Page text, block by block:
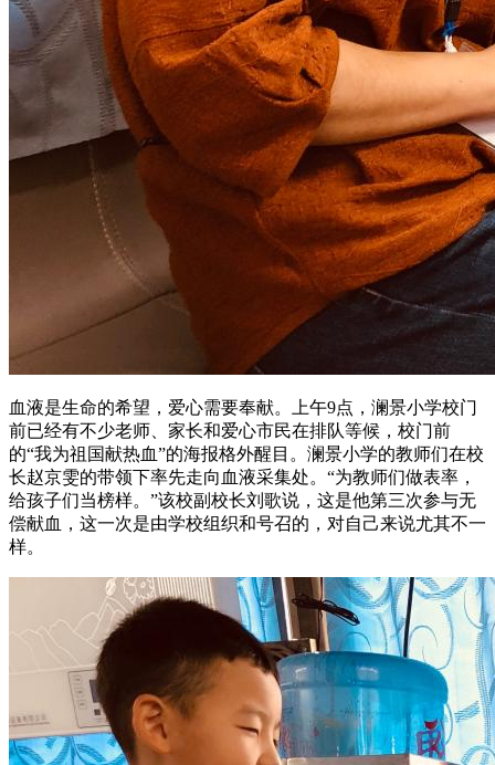
血液是生命的希望，爱心需要奉献。上午9点，澜景小学校门
前已经有不少老师、家长和爱心市民在排队等候，校门前
的“我为祖国献热血”的海报格外醒目。澜景小学的教师们在校
长赵京雯的带领下率先走向血液采集处。“为教师们做表率，
给孩子们当榜样。”该校副校长刘歌说，这是他第三次参与无
偿献血，这一次是由学校组织和号召的，对自己来说尤其不一
样。